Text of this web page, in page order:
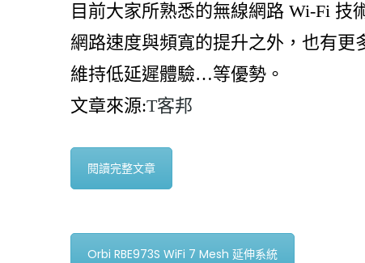
目前大家所熟悉的無線網路 Wi-Fi 技
網路速度與頻寬的提升之外，也有
維持低延遲體驗…等優勢。
文章來源:T客邦
閱讀完整文章
Orbi RBE973S WiFi 7 Mesh 延伸系統